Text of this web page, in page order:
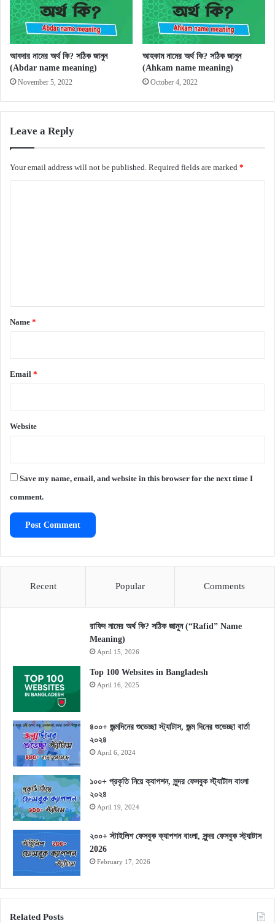
আবদার নামের অর্থ কি? সঠিক জানুন
(Abdar name meaning)
November 5, 2022
আহকাম নামের অর্থ কি? সঠিক জানুন
(Ahkam name meaning)
October 4, 2022
Leave a Reply
Your email address will not be published. Required fields are marked *
*
Name *
Email *
Website
Save my name, email, and website in this browser for the next time I
comment.
Recent Popular Comments
রাফিদ নামের অর্থ কি? সঠিক জানুন (“Rafid” Name
Meaning)
April 15, 2026
Top 100 Websites in Bangladesh
April 16, 2025
৪০০+ জন্মদিনের শুভেচ্ছা স্ট্যাটাস, জন্ম দিনের শুভেচ্ছা বার্তা
২০২৪
April 6, 2024
১০০+ প্রকৃতি নিয়ে ক্যাপশন, সুন্দর ফেসবুক স্ট্যাটাস বাংলা
২০২৪
April 19, 2024
২০০+ স্টাইলিশ ফেসবুক ক্যাপশন বাংলা, সুন্দর ফেসবুক স্ট্যাটাস
2026
February 17, 2026
Related Posts